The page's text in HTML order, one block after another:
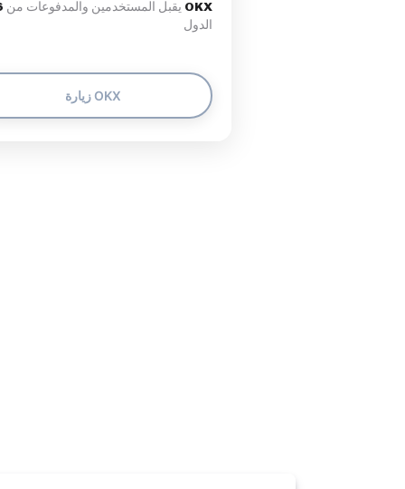
OKX يقبل المستخدمين والمدفوعات من
الدول
زيارة OKX